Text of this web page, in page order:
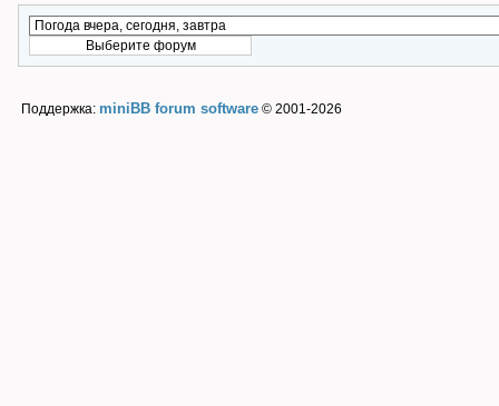
Поддержка: miniBB forum software © 2001-2026